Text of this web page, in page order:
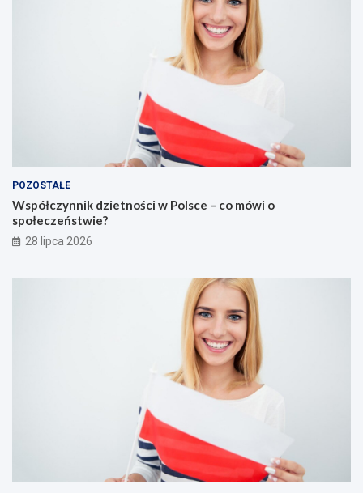
POZOSTAŁE
Współczynnik dzietności w Polsce – co mówi o
społeczeństwie?
28 lipca 2026